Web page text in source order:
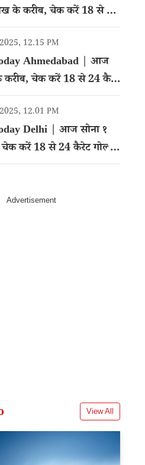
के करीब, चेक करें 18 से 24
12.15 PM
Ahmedabad | आज
करीब, चेक करें 18 से 24 कैरेट
12.01 PM
Delhi | आज सोना १
करें 18 से 24 कैरेट गोल्ड
View All